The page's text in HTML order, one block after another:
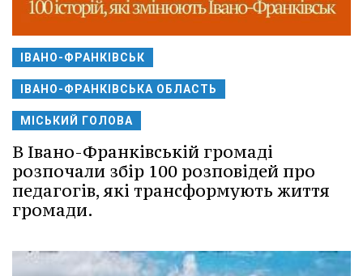
ІВАНО-ФРАНКІВСЬК
ІВАНО-ФРАНКІВСЬКА ОБЛАСТЬ
МІСЬКИЙ ГОЛОВА
В Івано-Франківській громаді
розпочали збір 100 розповідей про
педагогів, які трансформують життя
громади.